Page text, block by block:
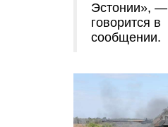
Эстонии», —
говорится в
сообщении.